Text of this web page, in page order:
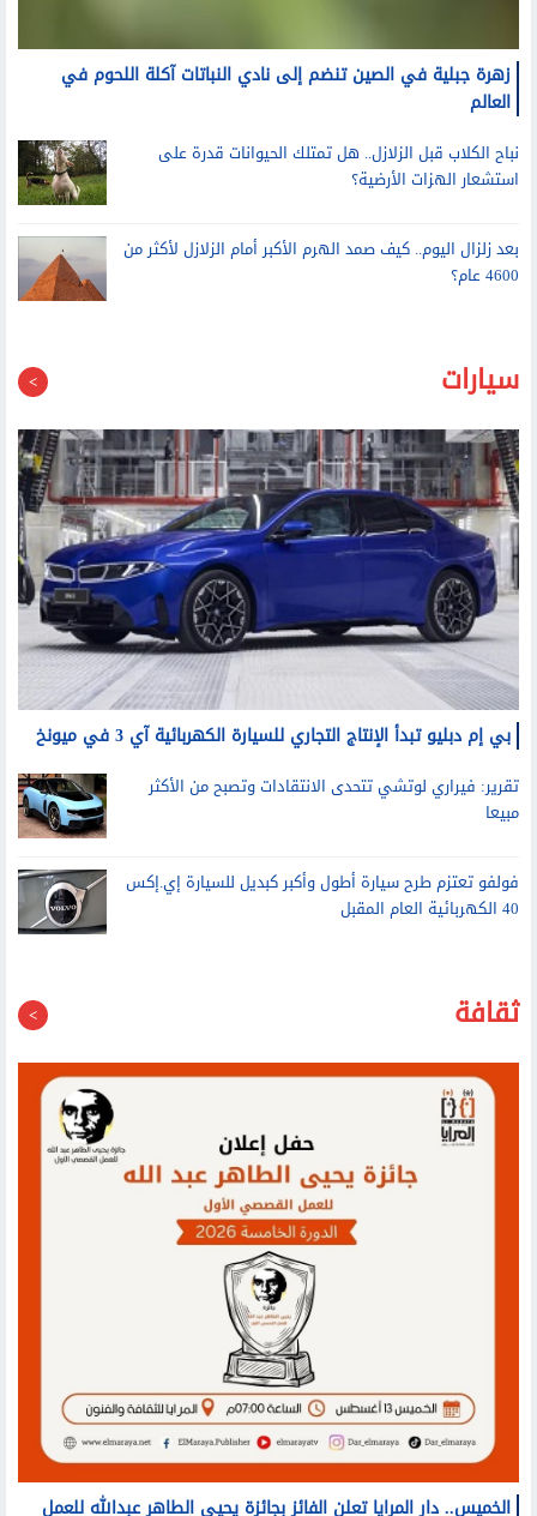
زهرة جبلية في الصين تنضم إلى نادي النباتات آكلة اللحوم في
العالم
نباح الكلاب قبل الزلازل.. هل تمتلك الحيوانات قدرة على
استشعار الهزات الأرضية؟
سيارات
بي إم دبليو تبدأ الإنتاج التجاري للسيارة الكهربائية آي 3 في ميونخ
تقرير: فيراري لوتشي تتحدى الانتقادات وتصبح من الأكثر
مبيعا
40 الكهربائية العام المقبل
ثقافة